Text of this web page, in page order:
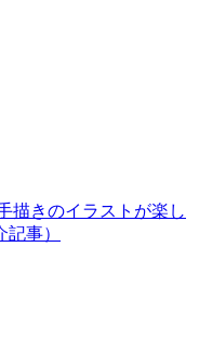
描きのイラストが楽し
事）